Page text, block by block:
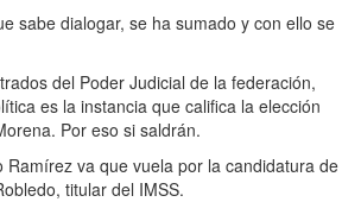
sabe dialogar, se ha sumado y con ello se
del Poder Judicial de la federación,
es la instancia que califica la elección
Por eso si saldrán.
va que vuela por la candidatura de
titular del IMSS.